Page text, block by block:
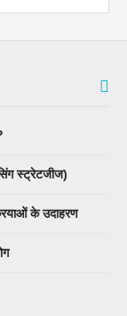
स्ट्रेटजीज)
के उदाहरण